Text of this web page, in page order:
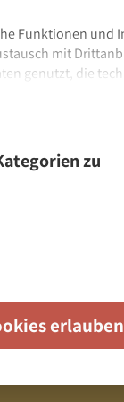
Funktionen und
mit
genutzt, die
und zu
erlauben